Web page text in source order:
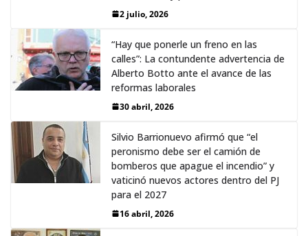
2 julio, 2026
“Hay que ponerle un freno en las
calles”: La contundente advertencia de
Alberto Botto ante el avance de las
reformas laborales
30 abril, 2026
Silvio Barrionuevo afirmó que “el
peronismo debe ser el camión de
bomberos que apague el incendio” y
vaticinó nuevos actores dentro del PJ
para el 2027
16 abril, 2026